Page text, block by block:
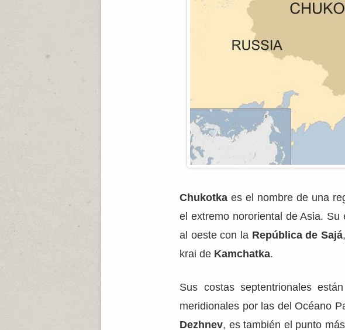
Chukotka es el nombre de una
el extremo nororiental de Asia.
al oeste con la República de Sajá
krai de Kamchatka.
Sus costas septentrionales
meridionales por las del Océano
Dezhnev, es también el punto